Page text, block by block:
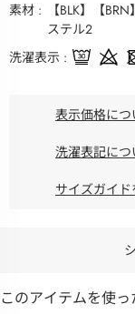
素材
【BLK】【
ステル2
洗濯表示
表示価格につ
洗濯表記につ
サイズガイド
このアイテムを使